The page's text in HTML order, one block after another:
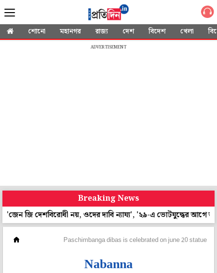
শোনো মহানগর রাজ্য দেশ বিদেশ খেলা
ADVERTISEMENT
Breaking News
নয়, ওদের দাবি ন্যায্য', '২৯-এ ভোটযুদ্ধের আগে তরুণদের আর
Paschimbanga dibas is celebrated on june 20 statue
Nabanna